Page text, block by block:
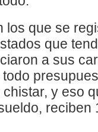
los que se
que
a sus
y eso